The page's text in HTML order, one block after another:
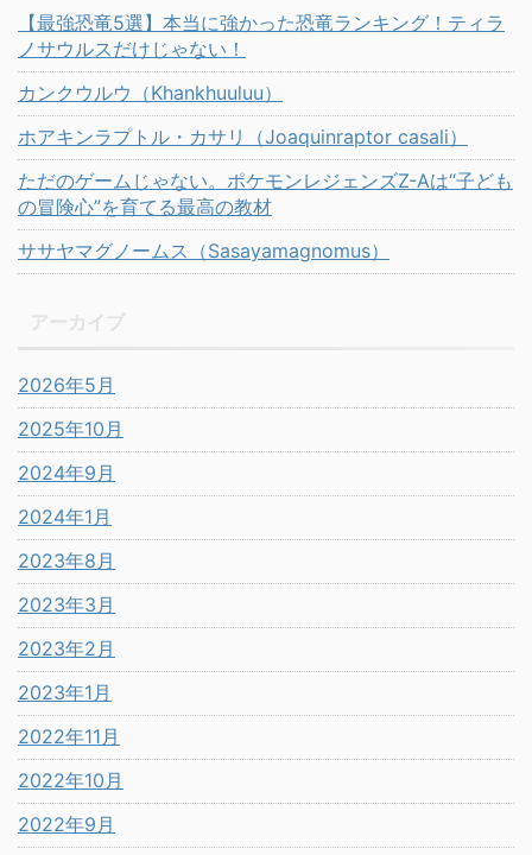
【最強恐竜5選】本当に強かった恐竜ランキング！ティラ
ノサウルスだけじゃない！
カンクウルウ（Khankhuuluu）
ホアキンラプトル・カサリ（Joaquinraptor casali）
ただのゲームじゃない。ポケモンレジェンズZ-Aは“子ども
の冒険心”を育てる最高の教材
ササヤマグノームス（Sasayamagnomus）
2026年5月
2025年10月
2024年9月
2024年1月
2023年8月
2023年3月
2023年2月
2023年1月
2022年11月
2022年10月
2022年9月